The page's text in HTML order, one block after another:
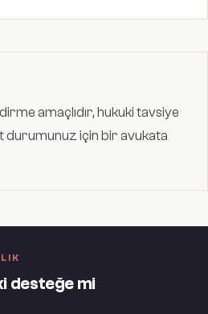
amaçlıdır, hukuki tavsiye
durumunuz için bir avukata
desteğe mi